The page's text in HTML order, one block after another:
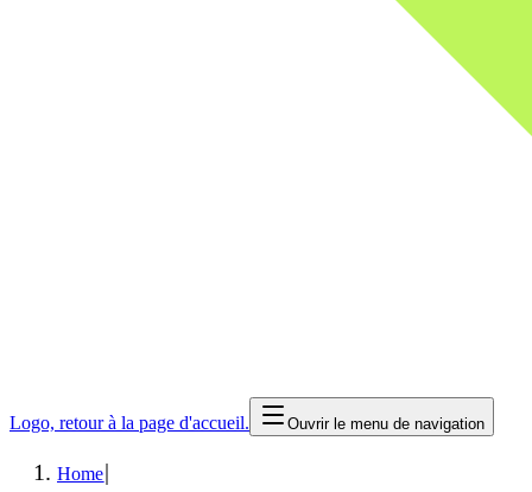
Logo, retour à la page d'accueil. Ouvrir le menu de navigation
Home|